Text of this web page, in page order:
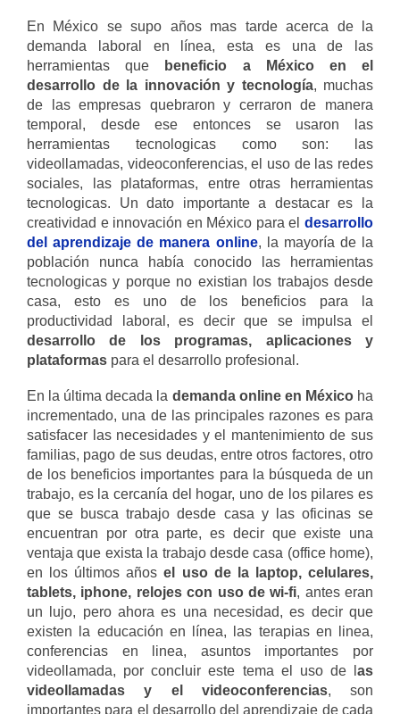
En México se supo años mas tarde acerca de la
demanda laboral en línea, esta es una de las
herramientas que
beneficio a México en el
desarrollo de la innovación y tecnología, muchas
de las empresas quebraron y cerraron de manera
temporal, desde ese entonces se usaron las
herramientas tecnologicas como son: las
videollamadas, videoconferencias, el uso de las redes
sociales, las plataformas, entre otras herramientas
tecnologicas. Un dato importante a destacar es la
creatividad e innovación en México para el desarrollo
del aprendizaje de manera online, la mayoría de la
población nunca había conocido las herramientas
tecnologicas y porque no existian los trabajos desde
casa, esto es uno de los beneficios para la
productividad laboral, es decir que se impulsa el
desarrollo de los programas, aplicaciones y
plataformas para el desarrollo profesional.
En la última decada la demanda online en Méxicoha
incrementado, una de las principales razones es para
satisfacer las necesidades y el mantenimiento de sus
familias, pago de sus deudas, entre otros factores, otro
de los beneficios importantes para la búsqueda de un
trabajo, es la cercanía del hogar, uno de los pilares es
que se busca trabajo desde casa y las oficinas se
encuentran por otra parte, es decir que existe una
ventaja que exista la trabajo desde casa (office home),
en los últimos añosel uso de la laptop, celulares,
tablets, iphone, relojes con uso de wi-fi, antes eran
un lujo, pero ahora es una necesidad, es decir que
existen la educación en línea, las terapias en linea,
conferencias en linea, asuntos importantes por
videollamada, por concluir este tema el uso de l as
videollamadas y el videoconferencias, son
importantes para el desarrollo del aprendizaje de cada